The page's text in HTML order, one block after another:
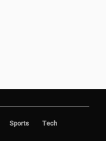
Sports Tech